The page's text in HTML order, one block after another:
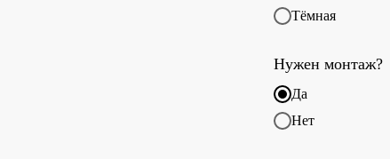
Тёмная
Нужен монтаж?
Да
Нет